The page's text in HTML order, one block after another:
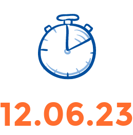
12.06.23